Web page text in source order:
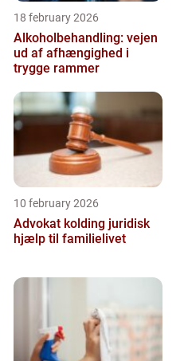
18 february 2026
Alkoholbehandling: vejen
ud af afhængighed i
trygge rammer
10 february 2026
Advokat kolding juridisk
hjælp til familielivet